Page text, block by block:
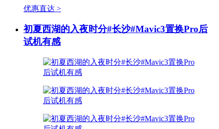
优惠直达 >
初夏西湖的入夜时分#长沙#Mavic3置换Pro后
试机有感